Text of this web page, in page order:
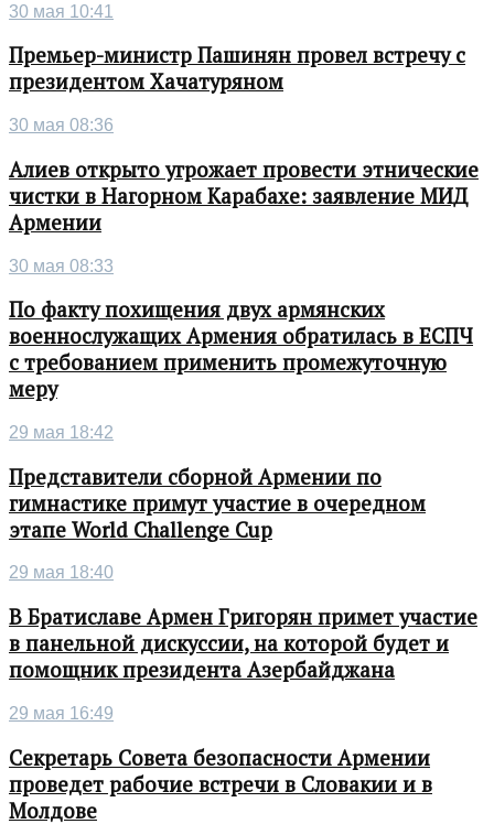
30 мая 10:41
Премьер-министр Пашинян провел встречу с
президентом Хачатуряном
30 мая 08:36
Алиев открыто угрожает провести этнические
чистки в Нагорном Карабахе: заявление МИД
Армении
30 мая 08:33
По факту похищения двух армянских
военнослужащих Армения обратилась в ЕСПЧ
с требованием применить промежуточную
меру
29 мая 18:42
Представители сборной Армении по
гимнастике примут участие в очередном
этапе World Challenge Cup
29 мая 18:40
В Братиславе Армен Григорян примет участие
в панельной дискуссии, на которой будет и
помощник президента Азербайджана
29 мая 16:49
Секретарь Совета безопасности Армении
проведет рабочие встречи в Словакии и в
Молдове